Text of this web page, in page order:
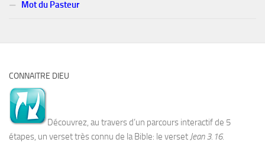
Mot du Pasteur
CONNAITRE DIEU
Découvrez, au travers d’un parcours interactif de 5
étapes, un verset très connu de la Bible: le verset Jean 3.16.